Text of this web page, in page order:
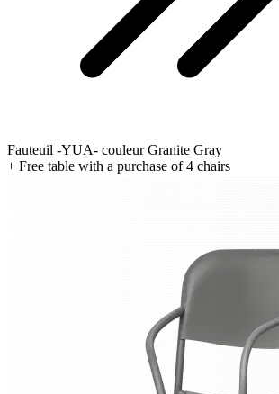
Fauteuil -YUA- couleur Granite Gray
+ Free table with a purchase of 4 chairs